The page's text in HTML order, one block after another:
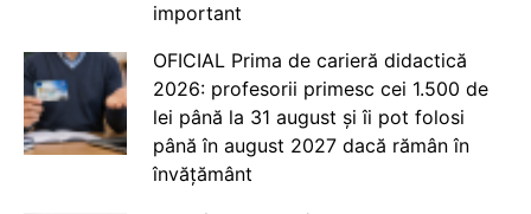
important
OFICIAL Prima de carieră didactică
2026: profesorii primesc cei 1.500 de
lei până la 31 august și îi pot folosi
până în august 2027 dacă rămân în
învățământ